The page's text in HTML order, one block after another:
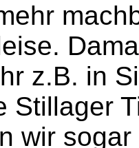
z.B. in
Stillager
wir